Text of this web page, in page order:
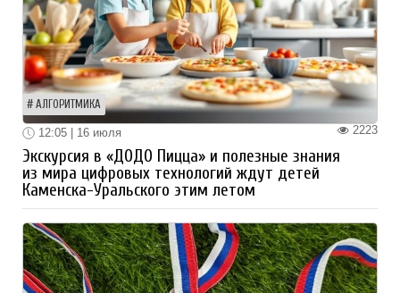
АЛГОРИТМИКА
2223
12:05 | 16 июля
Экскурсия в «ДОДО Пицца» и полезные знания
из мира цифровых технологий ждут детей
Каменска-Уральского этим летом